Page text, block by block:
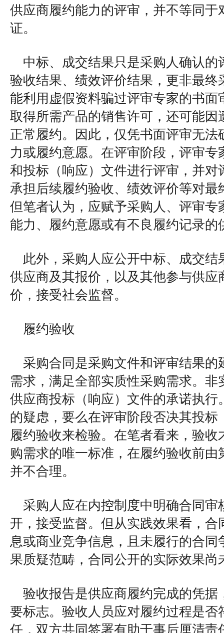
供应商履约能力的评审，并不等同于
证。
中标、成交结果只是采购人确认的
验收结果、绩效评价结果，更非最终
能利用虚假资料骗过评审专家的书面
取得所需产品的销售许可，还可能因
正常履约。因此，仅凭书面评审无法
力或履约意愿。在评审阶段，评审专
和投标（响应）文件进行评审，并对
承担后续履约验收、绩效评价等对最
但笔者认为，应赋予采购人、评审专
能力、履约意愿或有不良履约记录的
此外，采购人应公开中标、成交结
供应商及其报价，以及其他参与供应
价，接受社会监督。
履约验收
采购合同是采购文件和评审结果的
需求，满足全部实质性采购需求。非
供应商投标（响应）文件的承诺执行
的疑虑，要么在评审阶段否决其投标
履约验收来检验。在笔者看来，验收
购需求的唯一标准，在履约验收前由
并不合理。
采购人应在内控制度中明确合同审
开，接受监督。但从实践效果看，合
息或商业竞争信息，且未履行的合同
果质疑范畴，合同公开的实际效果尚
验收报告是供应商履约完成的凭据
要标志。验收人员应对履约过程是否
任，双方共同签署有助于事后厘清责